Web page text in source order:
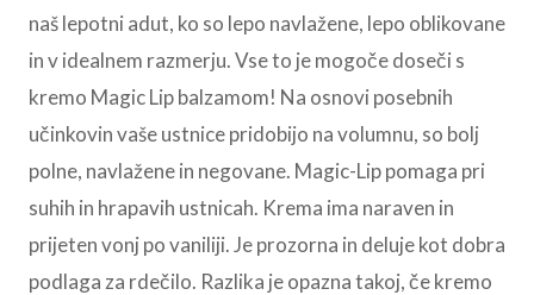
naš lepotni adut, ko so lepo navlažene, lepo oblikovane
in v idealnem razmerju. Vse to je mogoče doseči s
kremo Magic Lip balzamom! Na osnovi posebnih
učinkovin vaše ustnice pridobijo na volumnu, so bolj
polne, navlažene in negovane. Magic-Lip pomaga pri
suhih in hrapavih ustnicah. Krema ima naraven in
prijeten vonj po vaniliji. Je prozorna in deluje kot dobra
podlaga za rdečilo. Razlika je opazna takoj, če kremo